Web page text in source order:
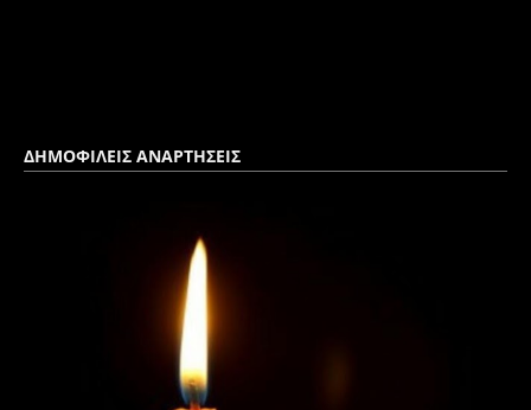
ΔΗΜΟΦΙΛΕΙΣ ΑΝΑΡΤΗΣΕΙΣ